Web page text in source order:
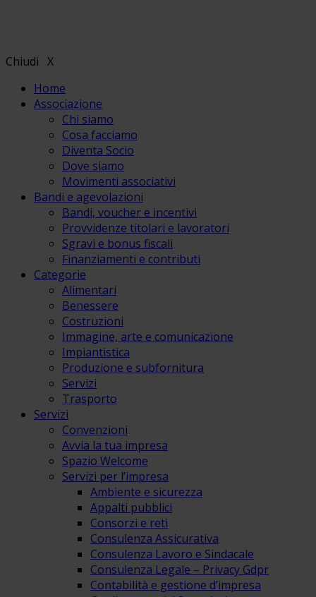
Chiudi X
Home
Associazione
Chi siamo
Cosa facciamo
Diventa Socio
Dove siamo
Movimenti associativi
Bandi e agevolazioni
Bandi, voucher e incentivi
Provvidenze titolari e lavoratori
Sgravi e bonus fiscali
Finanziamenti e contributi
Categorie
Alimentari
Benessere
Costruzioni
Immagine, arte e comunicazione
Impiantistica
Produzione e subfornitura
Servizi
Trasporto
Servizi
Convenzioni
Avvia la tua impresa
Spazio Welcome
Servizi per l’impresa
Ambiente e sicurezza
Appalti pubblici
Consorzi e reti
Consulenza Assicurativa
Consulenza Lavoro e Sindacale
Consulenza Legale – Privacy Gdpr
Contabilità e gestione d’impresa